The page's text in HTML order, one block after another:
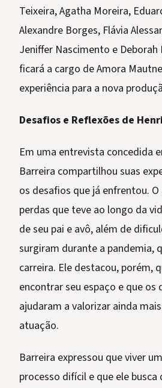
Teixeira, Agatha Moreira,
Alexandre Borges, Flávia
Jeniffer Nascimento e Deborah
ficará a cargo de Amora
experiência para a nova
Desafios e Reflexões de
Em uma entrevista concedida
Barreira compartilhou suas
os desafios que já enfrentou.
perdas que teve ao longo da
de seu pai e avô, além de
surgiram durante a pandemia,
carreira. Ele destacou, porém,
encontrar seu espaço e que os
ajudaram a valorizar ainda
atuação.
Barreira expressou que viver
processo difícil e que ele